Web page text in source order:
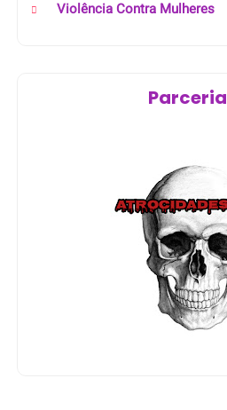
Violência Contra Mulheres
Parceria